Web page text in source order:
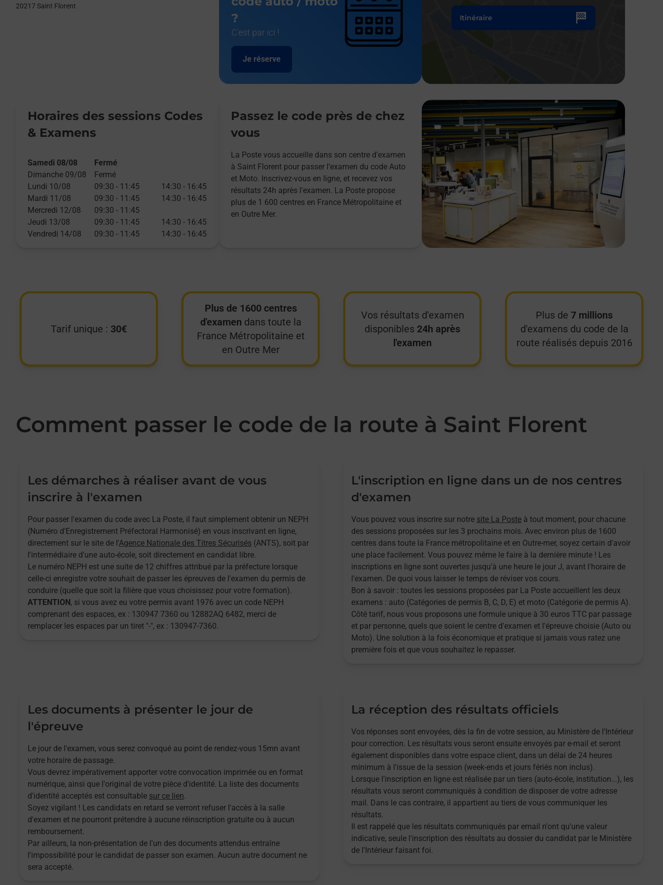
20217 Saint Florent
?
C'est par ici !
Je réserve
Itinéraire
Horaires des sessions Codes
& Examens
Samedi 08/08
Fermé
Dimanche 09/08
Fermé
Lundi 10/08
09:30 - 11:45 14:30 - 16:45
Mardi 11/08
09:30 - 11:45 14:30 - 16:45
Mercredi 12/08
09:30 - 11:45
Jeudi 13/08
09:30 - 11:45 14:30 - 16:45
Vendredi 14/08
09:30 - 11:45 14:30 - 16:45
Passez le code près de chez
vous
La Poste vous accueille dans son centre d'examen
à Saint Florent pour passer l’examen du code Auto
et Moto. Inscrivez-vous en ligne, et recevez vos
résultats 24h après l'examen. La Poste propose
plus de 1 600 centres en France Métropolitaine et
en Outre Mer.
Tarif unique : 30€
Plus de 1600 centres
d'examen dans toute la
France Métropolitaine et
en Outre Mer
Vos résultats d'examen
disponibles 24h après
l'examen
Plus de 7 millions
d'examens du code de la
route réalisés depuis 2016
Comment passer le code de la route à Saint Florent
Les démarches à réaliser avant de vous
inscrire à l'examen
Pour passer l'examen du code avec La Poste, il faut simplement obtenir un NEPH
(Numéro d'Enregistrement Préfectoral Harmonisé) en vous inscrivant en ligne,
directement sur le site de l'Agence Nationale des Titres Sécurisés (ANTS), soit par
l'intermédiaire d'une auto-école, soit directement en candidat libre.
Le numéro NEPH est une suite de 12 chiffres attribué par la préfecture lorsque
celle-ci enregistre votre souhait de passer les épreuves de l'examen du permis de
conduire (quelle que soit la filière que vous choisissez pour votre formation).
ATTENTION, si vous avez eu votre permis avant 1976 avec un code NEPH
comprenant des espaces, ex : 130947 7360 ou 12882AQ 6482, merci de
remplacer les espaces par un tiret "-", ex : 130947-7360.
L'inscription en ligne dans un de nos centres
d'examen
Vous pouvez vous inscrire sur notre site La Poste à tout moment, pour chacune
des sessions proposées sur les 3 prochains mois. Avec environ plus de 1600
centres dans toute la France métropolitaine et en Outre-mer, soyez certain d'avoir
une place facilement. Vous pouvez même le faire à la dernière minute ! Les
inscriptions en ligne sont ouvertes jusqu'à une heure le jour J, avant l'horaire de
l'examen. De quoi vous laisser le temps de réviser vos cours.
Bon à savoir : toutes les sessions proposées par La Poste accueillent les deux
examens : auto (Catégories de permis B, C, D, E) et moto (Catégorie de permis A).
Côté tarif, nous vous proposons une formule unique à 30 euros TTC par passage
et par personne, quels que soient le centre d'examen et l'épreuve choisie (Auto ou
Moto). Une solution à la fois économique et pratique si jamais vous ratez une
première fois et que vous souhaitez le repasser.
Les documents à présenter le jour de
l'épreuve
Le jour de l'examen, vous serez convoqué au point de rendez-vous 15mn avant
votre horaire de passage.
Vous devrez impérativement apporter votre convocation imprimée ou en format
numérique, ainsi que l'original de votre pièce d'identité. La liste des documents
d'identité acceptés est consultable sur ce lien.
Soyez vigilant ! Les candidats en retard se verront refuser l'accès à la salle
d'examen et ne pourront prétendre à aucune réinscription gratuite ou à aucun
remboursement.
Par ailleurs, la non-présentation de l'un des documents attendus entraîne
l'impossibilité pour le candidat de passer son examen. Aucun autre document ne
sera accepté.
La réception des résultats officiels
Vos réponses sont envoyées, dès la fin de votre session, au Ministère de l'Intérieur
pour correction. Les résultats vous seront ensuite envoyés par e-mail et seront
également disponibles dans votre espace client, dans un délai de 24 heures
minimum à l'issue de la session (week-ends et jours fériés non inclus).
Lorsque l'inscription en ligne est réalisée par un tiers (auto-école, institution...), les
résultats vous seront communiqués à condition de disposer de votre adresse
mail. Dans le cas contraire, il appartient au tiers de vous communiquer les
résultats.
Il est rappelé que les résultats communiqués par email n'ont qu'une valeur
indicative, seule l'inscription des résultats au dossier du candidat par le Ministère
de l'Intérieur faisant foi.